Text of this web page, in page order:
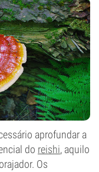
aprofundar a
do reishi, aquilo
Os